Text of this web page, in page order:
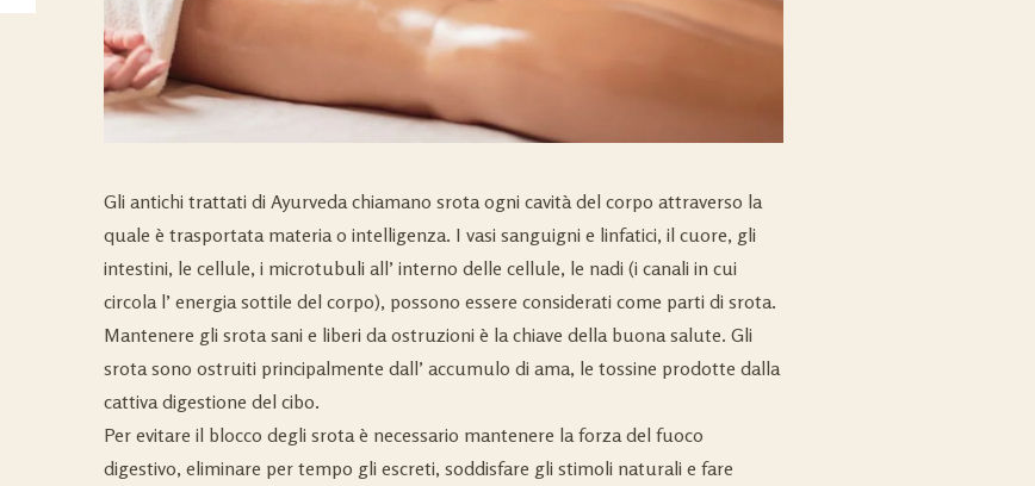
Gli antichi trattati di Ayurveda chiamano srota ogni cavità del corpo attraverso la
quale è trasportata materia o intelligenza. I vasi sanguigni e linfatici, il cuore, gli
intestini, le cellule, i microtubuli all’ interno delle cellule, le nadi (i canali in cui
circola l’ energia sottile del corpo), possono essere considerati come parti di srota.
Mantenere gli srota sani e liberi da ostruzioni è la chiave della buona salute. Gli
srota sono ostruiti principalmente dall’ accumulo di ama, le tossine prodotte dalla
cattiva digestione del cibo.
Per evitare il blocco degli srota è necessario mantenere la forza del fuoco
digestivo, eliminare per tempo gli escreti, soddisfare gli stimoli naturali e fare